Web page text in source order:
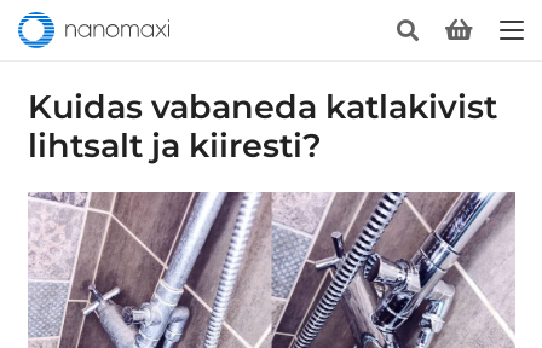
Kuidas vabaneda katlakivist
lihtsalt ja kiiresti?